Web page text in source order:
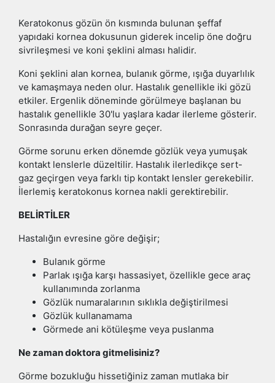
Keratokonus gözün ön kısmında bulunan şeffaf
yapıdaki kornea dokusunun giderek incelip öne doğru
sivrileşmesi ve koni şeklini alması halidir.
Koni şeklini alan kornea, bulanık görme, ışığa duyarlılık
ve kamaşmaya neden olur. Hastalık genellikle iki gözü
etkiler. Ergenlik döneminde görülmeye başlanan bu
hastalık genellikle 30'lu yaşlara kadar ilerleme gösterir.
Sonrasında durağan seyre geçer.
Görme sorunu erken dönemde gözlük veya yumuşak
kontakt lenslerle düzeltilir. Hastalık ilerledikçe sert-
gaz geçirgen veya farklı tip kontakt lensler gerekebilir.
İlerlemiş keratokonus kornea nakli gerektirebilir.
BELİRTİLER
Hastalığın evresine göre değişir;
Bulanık görme
Parlak ışığa karşı hassasiyet, özellikle gece araç
kullanımında zorlanma
Gözlük numaralarının sıklıkla değiştirilmesi
Gözlük kullanamama
Görmede ani kötüleşme veya puslanma
Ne zaman doktora gitmelisiniz?
Görme bozukluğu hissetiğiniz zaman mutlaka bir